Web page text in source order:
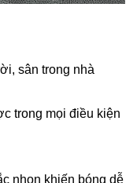
sân trong nhà
trong mọi điều kiện
nhọn khiến bóng dễ